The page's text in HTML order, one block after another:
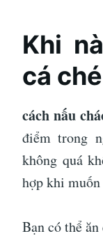
Khi
cá
cách nấu
điểm trong
không quá
hợp khi
Bạn có thể